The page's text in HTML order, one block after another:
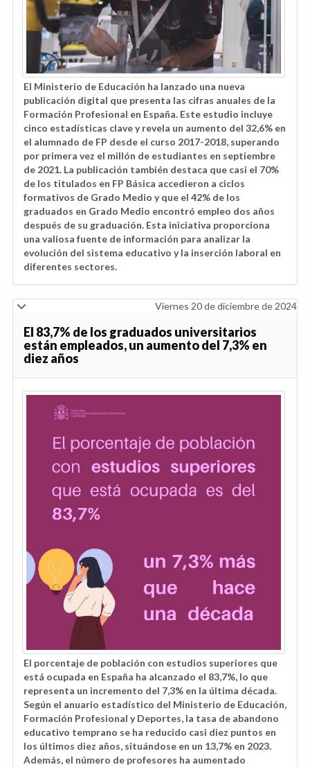
El Ministerio de Educación ha lanzado una nueva
publicación digital que presenta las cifras anuales de la
Formación Profesional en España. Este estudio incluye
cinco estadísticas clave y revela un aumento del 32,6% en
el alumnado de FP desde el curso 2017-2018, superando
por primera vez el millón de estudiantes en septiembre
de 2021. La publicación también destaca que casi el 70%
de los titulados en FP Básica accedieron a ciclos
formativos de Grado Medio y que el 42% de los
graduados en Grado Medio encontró empleo dos años
después de su graduación. Esta iniciativa proporciona
una valiosa fuente de información para analizar la
evolución del sistema educativo y la inserción laboral en
diferentes sectores.
Viernes 20 de diciembre de 2024
El 83,7% de los graduados universitarios
están empleados, un aumento del 7,3% en
diez años
El porcentaje de población con estudios superiores que
está ocupada en España ha alcanzado el 83,7%, lo que
representa un incremento del 7,3% en la última década.
Según el anuario estadístico del Ministerio de Educación,
Formación Profesional y Deportes, la tasa de abandono
educativo temprano se ha reducido casi diez puntos en
los últimos diez años, situándose en un 13,7% en 2023.
Además, el número de profesores ha aumentado